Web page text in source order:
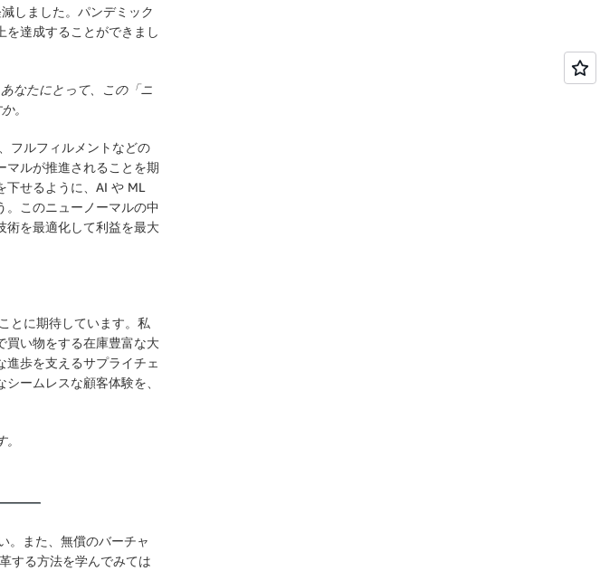
しました。パンデミック
達成することができまし
なたにとって、この「ニ
。
フルフィルメントなどの
マルが推進されることを期
下せるように、AI や ML
このニューノーマルの中
術を最適化して利益を最大
とに期待しています。私
買い物をする在庫豊富な大
歩を支えるサプライチェ
ームレスな顧客体験を、
。また、無償のバーチャ
する方法を学んでみては